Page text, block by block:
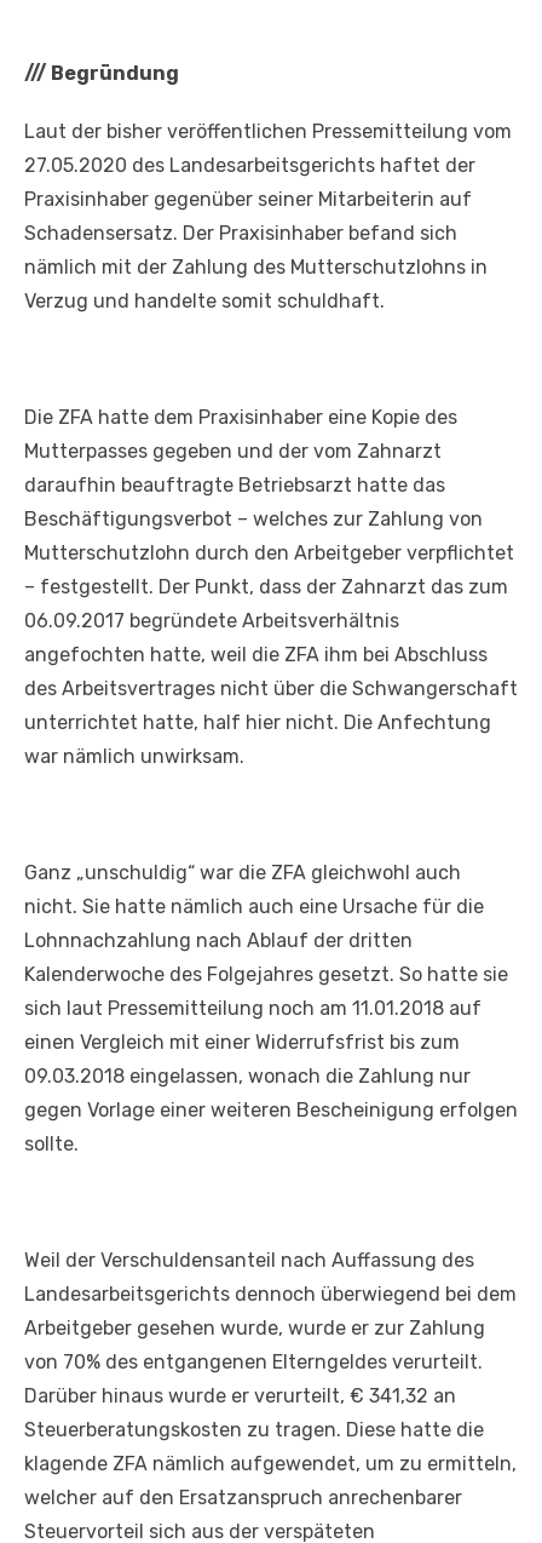
/// Begründung
Laut der bisher veröffentlichen Pressemitteilung vom
27.05.2020 des Landesarbeitsgerichts haftet der
Praxisinhaber gegenüber seiner Mitarbeiterin auf
Schadensersatz. Der Praxisinhaber befand sich
nämlich mit der Zahlung des Mutterschutzlohns in
Verzug und handelte somit schuldhaft.
Die ZFA hatte dem Praxisinhaber eine Kopie des
Mutterpasses gegeben und der vom Zahnarzt
daraufhin beauftragte Betriebsarzt hatte das
Beschäftigungsverbot – welches zur Zahlung von
Mutterschutzlohn durch den Arbeitgeber verpflichtet
– festgestellt. Der Punkt, dass der Zahnarzt das zum
06.09.2017 begründete Arbeitsverhältnis
angefochten hatte, weil die ZFA ihm bei Abschluss
des Arbeitsvertrages nicht über die Schwangerschaft
unterrichtet hatte, half hier nicht. Die Anfechtung
war nämlich unwirksam.
Ganz „unschuldig“ war die ZFA gleichwohl auch
nicht. Sie hatte nämlich auch eine Ursache für die
Lohnnachzahlung nach Ablauf der dritten
Kalenderwoche des Folgejahres gesetzt. So hatte sie
sich laut Pressemitteilung noch am 11.01.2018 auf
einen Vergleich mit einer Widerrufsfrist bis zum
09.03.2018 eingelassen, wonach die Zahlung nur
gegen Vorlage einer weiteren Bescheinigung erfolgen
sollte.
Weil der Verschuldensanteil nach Auffassung des
Landesarbeitsgerichts dennoch überwiegend bei dem
Arbeitgeber gesehen wurde, wurde er zur Zahlung
von 70% des entgangenen Elterngeldes verurteilt.
Darüber hinaus wurde er verurteilt, € 341,32 an
Steuerberatungskosten zu tragen. Diese hatte die
klagende ZFA nämlich aufgewendet, um zu ermitteln,
welcher auf den Ersatzanspruch anrechenbarer
Steuervorteil sich aus der verspäteten